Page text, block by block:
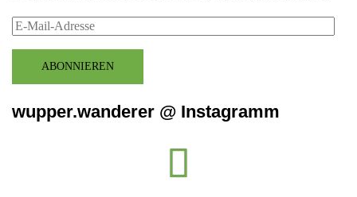
E-
AdresseABONNIEREN
wupper.wanderer @ Instagramm